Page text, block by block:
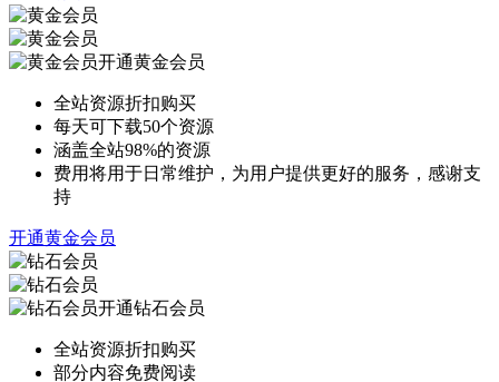
开通黄金会员
全站资源折扣购买
每天可下载50个资源
涵盖全站98%的资源
费用将用于日常维护，为用户提供更好的服务，感谢支
持
开通黄金会员
开通钻石会员
全站资源折扣购买
部分内容免费阅读